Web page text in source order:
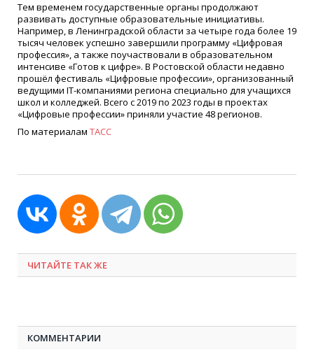
Тем временем государственные органы продолжают
развивать доступные образовательные инициативы.
Например, в Ленинградской области за четыре года более 19
тысяч человек успешно завершили программу «Цифровая
профессия», а также поучаствовали в образовательном
интенсиве «Готов к цифре». В Ростовской области недавно
прошёл фестиваль «Цифровые профессии», организованный
ведущими IT-компаниями региона специально для учащихся
школ и колледжей. Всего с 2019 по 2023 годы в проектах
«Цифровые профессии» приняли участие 48 регионов.
По материалам ТАСС
ЧИТАЙТЕ ТАК ЖЕ
КОММЕНТАРИИ